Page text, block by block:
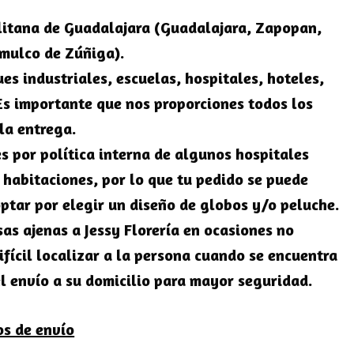
de Guadalajara (Guadalajara, Zapopan,
de Zúñiga).
industriales, escuelas, hospitales, hoteles,
importante que nos proporciones todos los
entrega.
por política interna de algunos hospitales
por lo que tu pedido se puede
por elegir un diseño de globos y/o peluche.
ajenas a Jessy Florería en ocasiones no
localizar a la persona cuando se encuentra
envío a su domicilio para mayor seguridad.
de envío